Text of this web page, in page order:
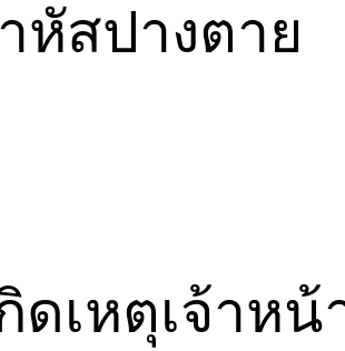
หัสปางตาย
ดเหตุเจ้าห